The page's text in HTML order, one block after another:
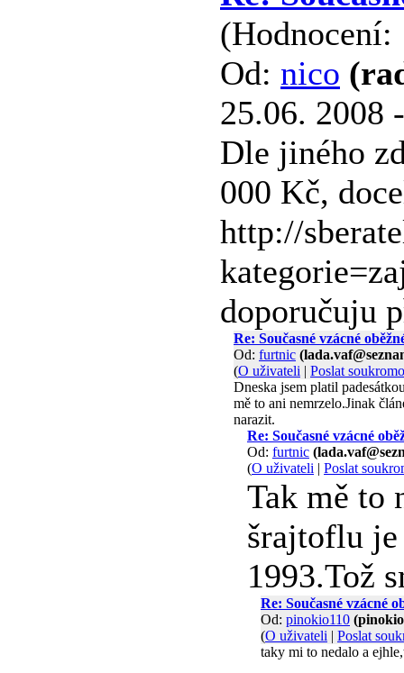
(Hodnocení:
Od: nico
25.06. 2008
Dle jiného
000 Kč,
http://
doporučuju
Re: Současné vzácné
Od: furtnic
(O uživateli | Poslat
Dneska jsem platil
mě to ani nemrzelo.Jinak
narazit.
Re: Současné vzácné
Od: furtnic
(O uživateli | Poslat
Tak mě to
šrajtoflu je
1993.Tož
Re: Současné vzácné
Od: pinokio110
(O uživateli | Poslat
taky mi to nedalo a